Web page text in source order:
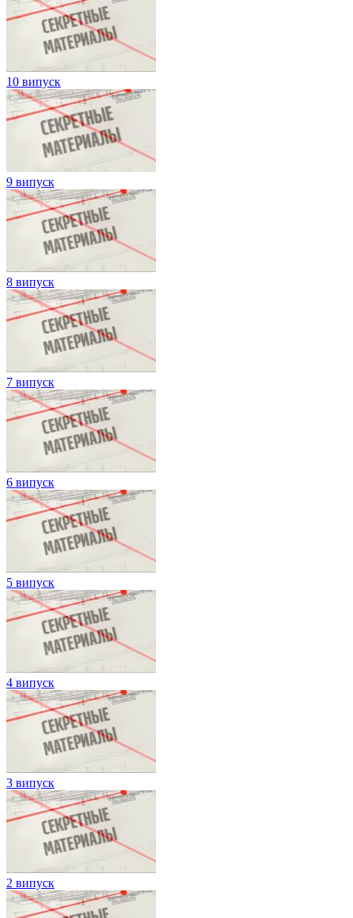
10 випуск
9 випуск
8 випуск
7 випуск
6 випуск
5 випуск
4 випуск
3 випуск
2 випуск